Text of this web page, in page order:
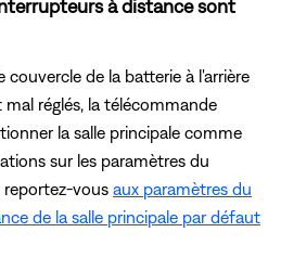
à distance sont
couvercle de la batterie à l'arrière
réglés, la télécommande
la salle principale comme
sur les paramètres du
vous aux paramètres du
de la salle principale par défaut